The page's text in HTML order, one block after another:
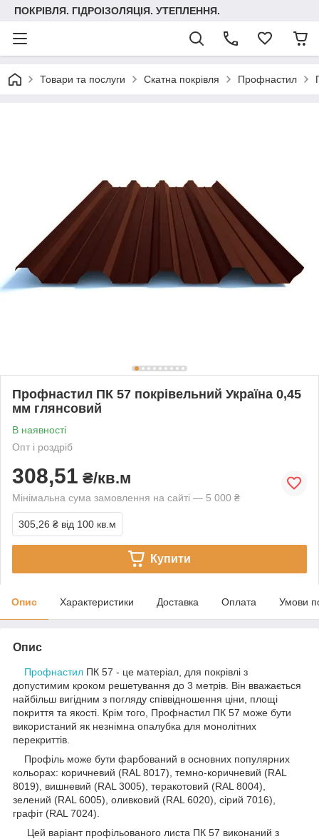
ПОКРІВЛЯ. ГІДРОІЗОЛЯЦІЯ. УТЕПЛЕННЯ.
Товари та послуги Скатна покрівля Профнастил
Профнастил ПК 57 покрівельний Україна 0,45
мм глянсовий
В наявності
Опт і роздріб
308,51 ₴/кв.м
Мінімальна сума замовлення на сайті — 5 000 ₴
305,26 ₴ від 100 кв.м
Купити
Опис Характеристики Доставка Оплата Умови
Опис
Профнастил ПК 57 - це матеріал, для покрівлі з
допустимим кроком решетування до 3 метрів. Він вважається
найбільш вигідним з погляду співвідношення ціни, площі
покриття та якості. Крім того, Профнастил ПК 57 може бути
використаний як незнімна опалубка для монолітних
перекриттів.
Профіль може бути фарбований в основних популярних
кольорах: коричневий (RAL 8017), темно-коричневий (RAL
8019), вишневий (RAL 3005), теракотовий (RAL 8004),
зелений (RAL 6005), оливковий (RAL 6020), сірий 7016),
графіт (RAL 7024).
Цей варіант профільованого листа ПК 57 виконаний з